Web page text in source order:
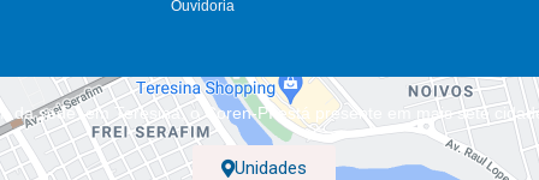
Ouvidoria
da sede, em Teresina, o Coren-PI está presente em mais sete
Unidades